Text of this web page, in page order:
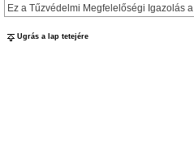
Ez a Tűzvédelmi Megfelelőségi Igazolás a
Ugrás a lap tetejére